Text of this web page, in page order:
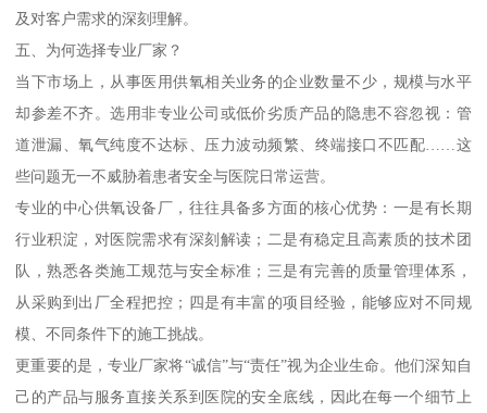
及对客户需求的深刻理解。
五、为何选择专业厂家？
当下市场上，从事医用供氧相关业务的企业数量不少，规模与水平
却参差不齐。选用非专业公司或低价劣质产品的隐患不容忽视：管
道泄漏、氧气纯度不达标、压力波动频繁、终端接口不匹配……这
些问题无一不威胁着患者安全与医院日常运营。
专业的中心供氧设备厂，往往具备多方面的核心优势：一是有长期
行业积淀，对医院需求有深刻解读；二是有稳定且高素质的技术团
队，熟悉各类施工规范与安全标准；三是有完善的质量管理体系，
从采购到出厂全程把控；四是有丰富的项目经验，能够应对不同规
模、不同条件下的施工挑战。
更重要的是，专业厂家将“诚信”与“责任”视为企业生命。他们深知自
己的产品与服务直接关系到医院的安全底线，因此在每一个细节上